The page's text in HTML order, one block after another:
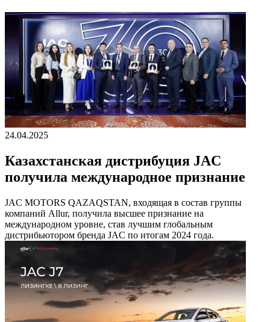
24.04.2025
Казахстанская дистрибуция JAC
получила международное признание
JAC MOTORS QAZAQSTAN, входящая в состав группы
компаний Allur, получила высшее признание на
международном уровне, став лучшим глобальным
дистрибьютором бренда JAC по итогам 2024 года.